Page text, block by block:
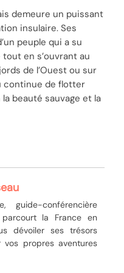
demeure un puissant
insulaire. Ses
peuple qui a su
en s’ouvrant au
de l’Ouest ou sur
continue de flotter
beauté sauvage et la
guide-conférencière
la France en
dévoiler ses trésors
propres aventures